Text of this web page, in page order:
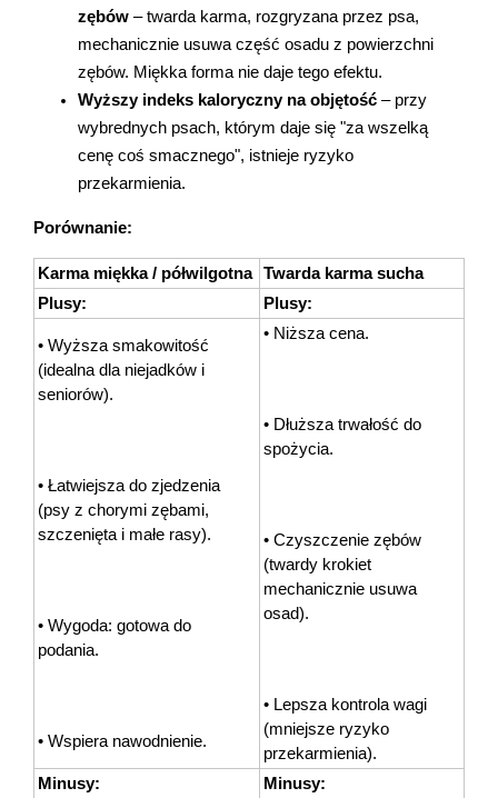
zębów – twarda karma, rozgryzana przez psa,
mechanicznie usuwa część osadu z powierzchni
zębów. Miękka forma nie daje tego efektu.
Wyższy indeks kaloryczny na objętość – przy
wybrednych psach, którym daje się "za wszelką
cenę coś smacznego", istnieje ryzyko
przekarmienia.
Porównanie:
Karma miękka / półwilgotna
Twarda karma sucha
Plusy:
Plusy:
• Wyższa smakowitość
(idealna dla niejadków i
seniorów).
• Łatwiejsza do zjedzenia
(psy z chorymi zębami,
szczenięta i małe rasy).
• Wygoda: gotowa do
podania.
• Wspiera nawodnienie.
• Niższa cena.
• Dłuższa trwałość do
spożycia.
• Czyszczenie zębów
(twardy krokiet
mechanicznie usuwa
osad).
• Lepsza kontrola wagi
(mniejsze ryzyko
przekarmienia).
Minusy:
Minusy: